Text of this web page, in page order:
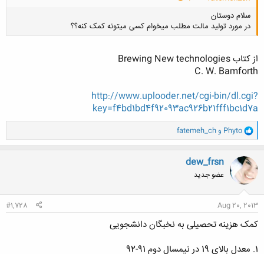
سلام دوستان
در مورد تولید مالت مطلب میخوام کسی میتونه کمک کنه؟؟
کلیک کنید تا باز شود...
از کتاب Brewing New technologies
C. W. Bamforth
http://www.uplooder.net/cgi-bin/dl.cgi?
key=f4bd1bd4f92093ac926b21fff1bc1d7a
و
ا
ک
ن
ش
ا
Phyto و fatemeh_ch
dew_frsn
عضو جدید
Aug 20, 2013
#1,728
کمک هزینه تحصیلی به نخبگان دانشجویی
1. معدل بالای 19 در نیمسال دوم 91-92